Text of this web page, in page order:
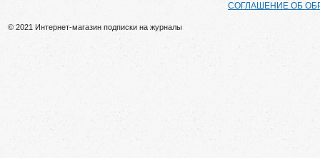
СОГЛАШЕНИЕ ОБ
© 2021 Интернет-магазин подписки на журналы